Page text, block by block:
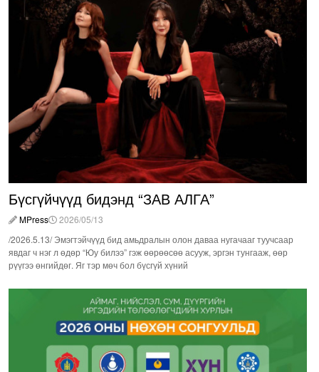
Бүсгүйчүүд бидэнд “ЗАВ АЛГА”
MPress
2026/05/13
/2026.5.13/ Эмэгтэйчүүд бид амьдралын олон даваа нугачааг туучсаар
явдаг ч нэг л өдөр “Юу билээ” гэж өөрөөсөө асууж, эргэн тунгааж, өөр
рүүгээ өнгийдөг. Яг тэр мөч бол бүсгүй хүний